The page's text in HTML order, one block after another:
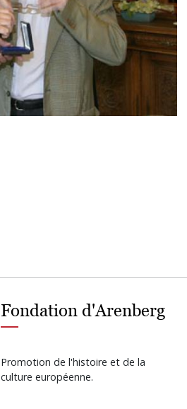
Fondation d'Arenberg
Promotion de l'histoire et de la
culture européenne.